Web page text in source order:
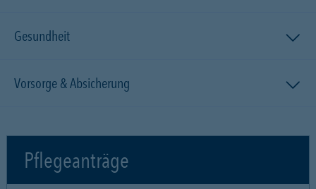
Gesundheit
Vorsorge & Absicherung
Pflegeanträge